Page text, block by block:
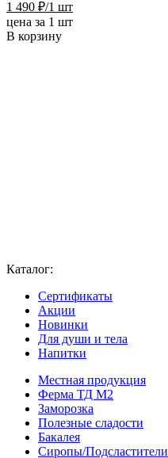
1 490 ₽/1 шт
цена за 1 шт
В корзину
Каталог:
Сертификаты
Акции
Новинки
Для души и тела
Напитки
Местная продукция
Ферма ТД М2
Заморозка
Полезные сладости
Бакалея
Сиропы/Подсластители